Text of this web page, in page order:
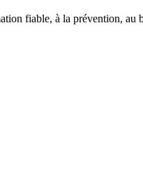
fiable, à la prévention,